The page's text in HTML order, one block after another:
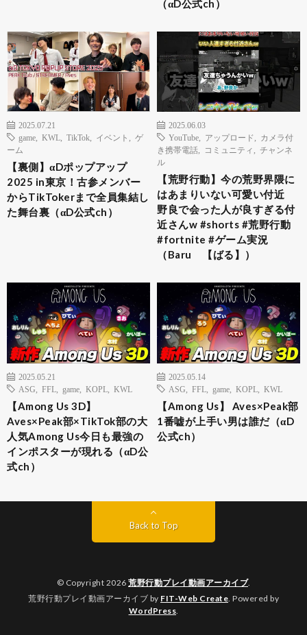
（αD公式ch）
2025.07.21
game
KWL TikTok イベント
ゲ
ーム
【裏側】αDポップアップ
2025 in東京！古参メンバー
からTikTokerまで全員集結し
た舞台裏（αD公式ch）
2025.06.03
YouTube
アップロード
カメラ付
き携帯電話
コミュニティ
チャンネ
ル
【荒野行動】今の荒野界隈に
はあまりいない可愛い付近
野良で会った人が良すぎる付
近さんw #shorts #荒野行動
#fortnite #ゲーム実況
（Baru 【ばる】）
2025.05.21
ASG
FFL game KOPL KWL
【Among Us 3D】
Aves×Peak部×TikTok部の大
人気Among Us今日も最強の
インポスターが現れる（αD公
式ch）
2025.05.14
ASG
FFL game KOPL KWL
【Among Us】 Aves×Peak部
1番嘘が上手い男は誰だ（αD
公式ch）
Back to Top
© Copyright 2026 荒野行動プレイ動画アーカイブ.
荒野行動プレイ動画アーカイブ by FIT-Web Create . Powered by
WordPress